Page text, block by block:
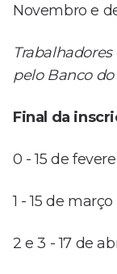
Novembro e
pelo Banco do
Final da
0 - 15 de
1 - 15 de março
2 e 3 - 17 de